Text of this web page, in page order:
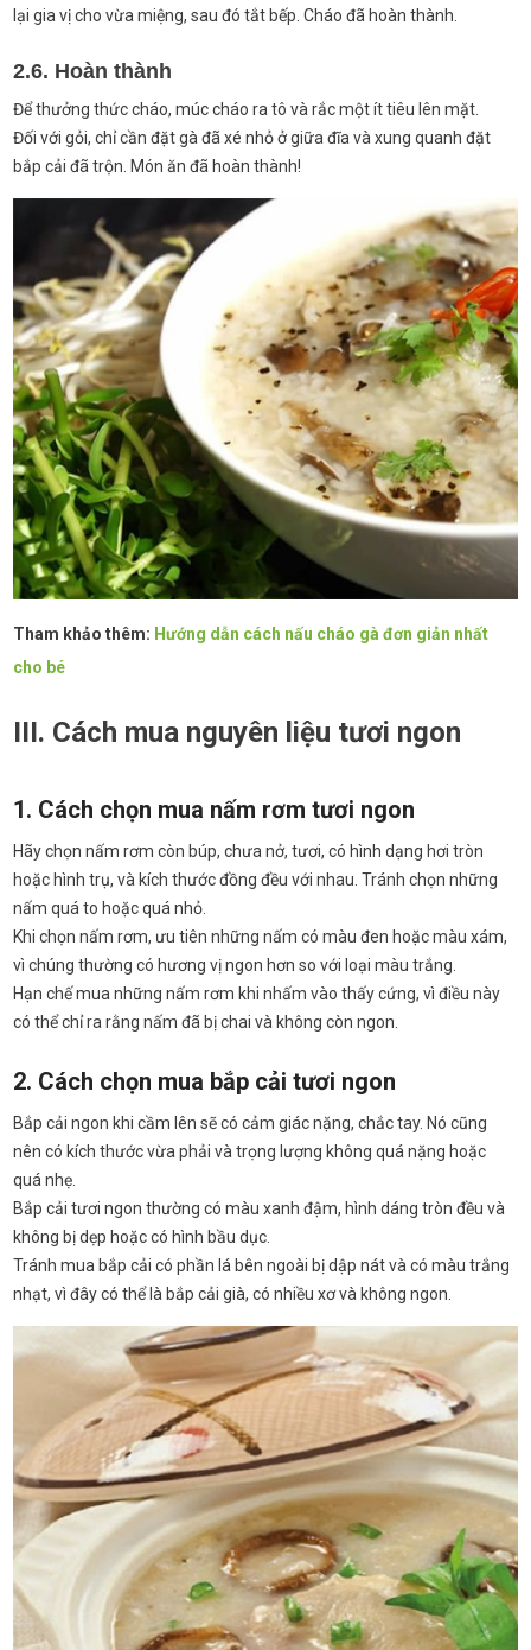
lại gia vị cho vừa miệng, sau đó tắt bếp. Cháo đã hoàn thành.
2.6. Hoàn thành
Để thưởng thức cháo, múc cháo ra tô và rắc một ít tiêu lên mặt.
Đối với gỏi, chỉ cần đặt gà đã xé nhỏ ở giữa đĩa và xung quanh đặt
bắp cải đã trộn. Món ăn đã hoàn thành!
Tham khảo thêm: Hướng dẫn cách nấu cháo gà đơn giản nhất
cho bé
III. Cách mua nguyên liệu tươi ngon
1. Cách chọn mua nấm rơm tươi ngon
Hãy chọn nấm rơm còn búp, chưa nở, tươi, có hình dạng hơi tròn
hoặc hình trụ, và kích thước đồng đều với nhau. Tránh chọn những
nấm quá to hoặc quá nhỏ.
Khi chọn nấm rơm, ưu tiên những nấm có màu đen hoặc màu xám,
vì chúng thường có hương vị ngon hơn so với loại màu trắng.
Hạn chế mua những nấm rơm khi nhấm vào thấy cứng, vì điều này
có thể chỉ ra rằng nấm đã bị chai và không còn ngon.
2. Cách chọn mua bắp cải tươi ngon
Bắp cải ngon khi cầm lên sẽ có cảm giác nặng, chắc tay. Nó cũng
nên có kích thước vừa phải và trọng lượng không quá nặng hoặc
quá nhẹ.
Bắp cải tươi ngon thường có màu xanh đậm, hình dáng tròn đều và
không bị dẹp hoặc có hình bầu dục.
Tránh mua bắp cải có phần lá bên ngoài bị dập nát và có màu trắng
nhạt, vì đây có thể là bắp cải già, có nhiều xơ và không ngon.